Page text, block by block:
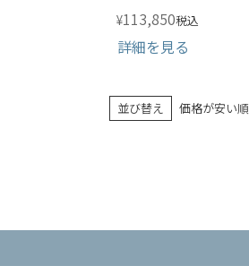
¥113,850税込
詳細を見る
並び替え 価格が安い順